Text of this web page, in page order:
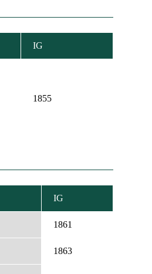
IG
1855
IG
1861
1863